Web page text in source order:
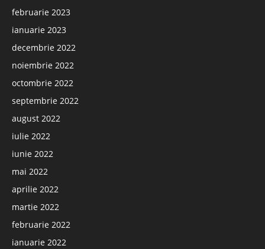
februarie 2023
ianuarie 2023
decembrie 2022
noiembrie 2022
octombrie 2022
septembrie 2022
august 2022
iulie 2022
iunie 2022
mai 2022
aprilie 2022
martie 2022
februarie 2022
ianuarie 2022